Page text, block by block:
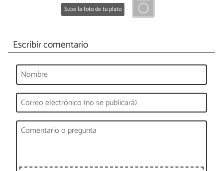
Sube la foto de tu plato
Escribir comentario